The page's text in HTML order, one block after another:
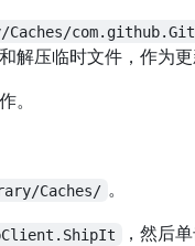
压临时文件，作为更
。
Caches/ 。
，然后